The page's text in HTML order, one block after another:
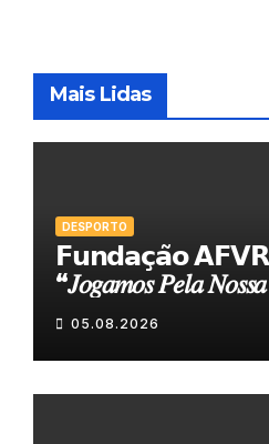
Mais Lidas
DESPORTO
𝗙𝘂𝗻𝗱𝗮𝗰̧𝗮̃𝗼 𝗔𝗙𝗩𝗥:
“𝐽𝑜𝑔𝑎𝑚𝑜𝑠 𝑃𝑒𝑙𝑎
05.08.2026